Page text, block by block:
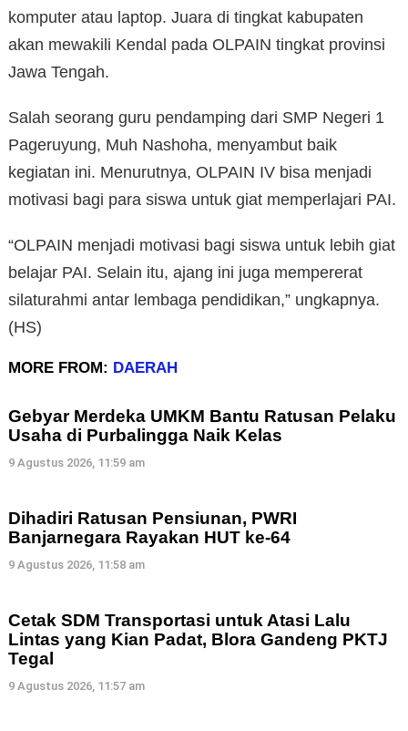
komputer atau laptop. Juara di tingkat kabupaten
akan mewakili Kendal pada OLPAIN tingkat provinsi
Jawa Tengah.
Salah seorang guru pendamping dari SMP Negeri 1
Pageruyung, Muh Nashoha, menyambut baik
kegiatan ini. Menurutnya, OLPAIN IV bisa menjadi
motivasi bagi para siswa untuk giat memperlajari PAI.
“OLPAIN menjadi motivasi bagi siswa untuk lebih giat
belajar PAI. Selain itu, ajang ini juga mempererat
silaturahmi antar lembaga pendidikan,” ungkapnya.
(HS)
MORE FROM: DAERAH
Gebyar Merdeka UMKM Bantu Ratusan Pelaku
Usaha di Purbalingga Naik Kelas
9 Agustus 2026, 11:59 am
Dihadiri Ratusan Pensiunan, PWRI
Banjarnegara Rayakan HUT ke-64
9 Agustus 2026, 11:58 am
Cetak SDM Transportasi untuk Atasi Lalu
Lintas yang Kian Padat, Blora Gandeng PKTJ
Tegal
9 Agustus 2026, 11:57 am